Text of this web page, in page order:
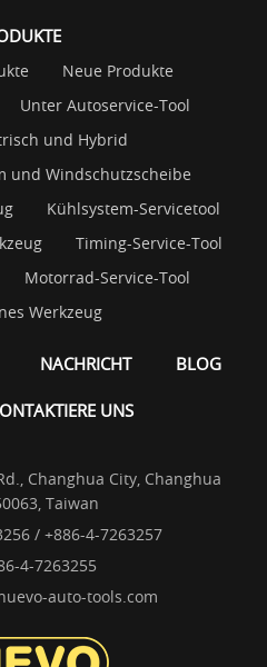
Neue Produkte
Unter Autoservice-Tool
und Hybrid
und Windschutzscheibe
Kühlsystem-Servicetool
Timing-Service-Tool
Motorrad-Service-Tool
Werkzeug
NACHRICHT BLOG
UNS
Changhua City, Changhua
Taiwan
/ +886-4-7263257
4-7263255
auto-tools.com